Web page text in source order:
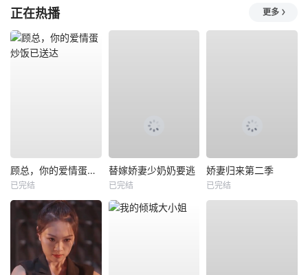
正在热播 更多
顾总，你的爱情蛋炒饭已送达
已完结
替嫁娇妻少奶奶要逃
已完结
娇妻归来第二季
已完结